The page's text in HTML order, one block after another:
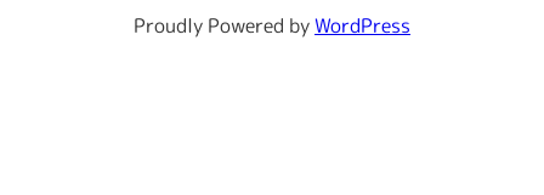
Proudly Powered byWordPress